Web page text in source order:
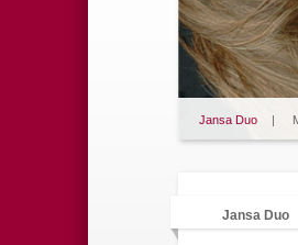
Jansa Duo |
Jansa Duo